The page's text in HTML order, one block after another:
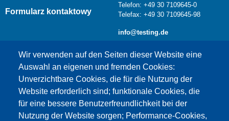
Wir verwenden auf den Seiten dieser Website eine
Auswahl an eigenen und fremden Cookies:
Unverzichtbare Cookies, die für die Nutzung der
Website erforderlich sind; funktionale Cookies, die
für eine bessere Benutzerfreundlichkeit bei der
Nutzung der Website sorgen; Performance-Cookies,
Formularz kontaktowy
Telefon: +49 30 7109645-0
Telefax: +49 30 7109645-98
info@testing.de